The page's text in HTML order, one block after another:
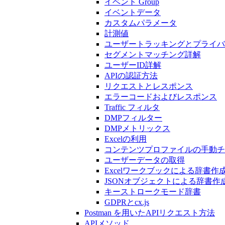
イベント Group
イベントデータ
カスタムパラメータ
計測値
ユーザートラッキングとプライ
セグメントマッチング詳解
ユーザーID詳解
APIの認証方法
リクエストとレスポンス
エラーコードおよびレスポンス
Traffic フィルタ
DMPフィルター
DMPメトリックス
Excelの利用
コンテンツプロファイルの手動
ユーザーデータの取得
Excelワークブックによる辞書作
JSONオブジェクトによる辞書作
キーストロークモード辞書
GDPRとcx.js
Postman を用いたAPIリクエスト方法
APIメソッド